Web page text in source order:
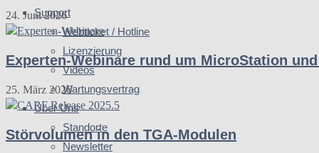
Support
Webticket / Hotline
Lizenzierung
Videos
Wartungsvertrag
Über Uns
Standorte
Newsletter
24. Juni 2026
Experten-Webinare rund um MicroStation
25. März 2026
Störvolumen in den TGA-Modulen